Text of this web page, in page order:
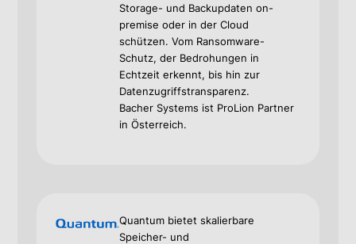
Storage- und Backupdaten on-
premise oder in der Cloud
schützen. Vom Ransomware-
Schutz, der Bedrohungen in
Echtzeit erkennt, bis hin zur
Datenzugriffstransparenz.
Bacher Systems ist ProLion Partner
in Österreich.
Quantum bietet skalierbare
Speicher- und